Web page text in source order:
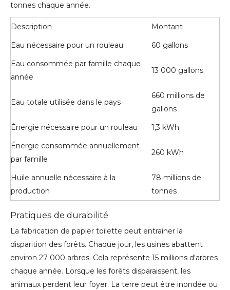
tonnes chaque année.
Description
Montant
Eau nécessaire pour un rouleau
60 gallons
Eau consommée par famille chaque
année
13 000 gallons
Eau totale utilisée dans le pays
660 millions de
gallons
Énergie nécessaire pour un rouleau
1,3 kWh
Énergie consommée annuellement
par famille
260 kWh
Huile annuelle nécessaire à la
production
78 millions de
tonnes
Pratiques de durabilité
La fabrication de papier toilette peut entraîner la
disparition des forêts. Chaque jour, les usines abattent
environ 27 000 arbres. Cela représente 15 millions d'arbres
chaque année. Lorsque les forêts disparaissent, les
animaux perdent leur foyer. La terre peut être inondée ou